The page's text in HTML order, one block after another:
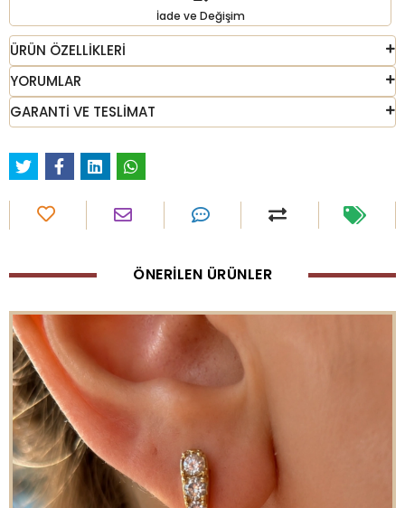
İade ve Değişim
ÜRÜN ÖZELLİKLERİ
YORUMLAR
GARANTİ VE TESLİMAT
ÖNERİLEN ÜRÜNLER